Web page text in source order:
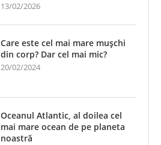
13/02/2026
Care este cel mai mare mușchi
din corp? Dar cel mai mic?
20/02/2024
Oceanul Atlantic, al doilea cel
mai mare ocean de pe planeta
noastră